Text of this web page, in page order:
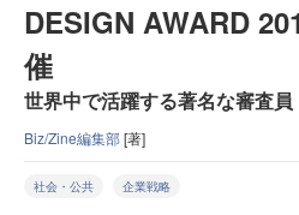
DESIGN AWARD
催
世界中で活躍する著名な審査
Biz/Zine編集部[著]
社会・公共 企業戦略